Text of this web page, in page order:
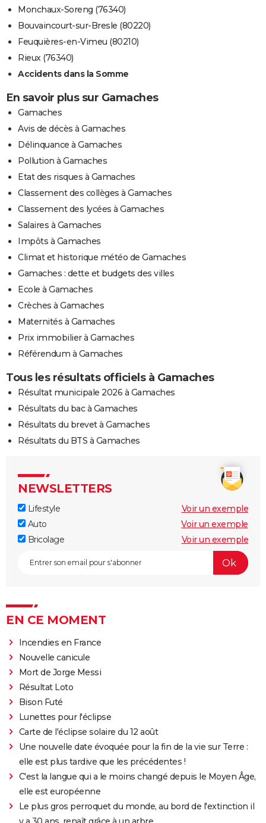
Monchaux-Soreng (76340)
Bouvaincourt-sur-Bresle (80220)
Feuquières-en-Vimeu (80210)
Rieux (76340)
Accidents dans la Somme
En savoir plus sur Gamaches
Gamaches
Avis de décès à Gamaches
Délinquance à Gamaches
Pollution à Gamaches
Etat des risques à Gamaches
Classement des collèges à Gamaches
Classement des lycées à Gamaches
Salaires à Gamaches
Impôts à Gamaches
Climat et historique météo de Gamaches
Gamaches : dette et budgets des villes
Ecole à Gamaches
Crèches à Gamaches
Maternités à Gamaches
Prix immobilier à Gamaches
Référendum à Gamaches
Tous les résultats officiels à Gamaches
Résultat municipale 2026 à Gamaches
Résultats du bac à Gamaches
Résultats du brevet à Gamaches
Résultats du BTS à Gamaches
NEWSLETTERS
Lifestyle
Voir un exemple
Auto
Voir un exemple
Bricolage
Voir un exemple
EN CE MOMENT
Incendies en France
Nouvelle canicule
Mort de Jorge Messi
Résultat Loto
Bison Futé
Lunettes pour l'éclipse
Carte de l'éclipse solaire du 12 août
Une nouvelle date évoquée pour la fin de la vie sur Terre :
elle est plus tardive que les précédentes !
C'est la langue qui a le moins changé depuis le Moyen Âge,
elle est européenne
Le plus gros perroquet du monde, au bord de l'extinction il